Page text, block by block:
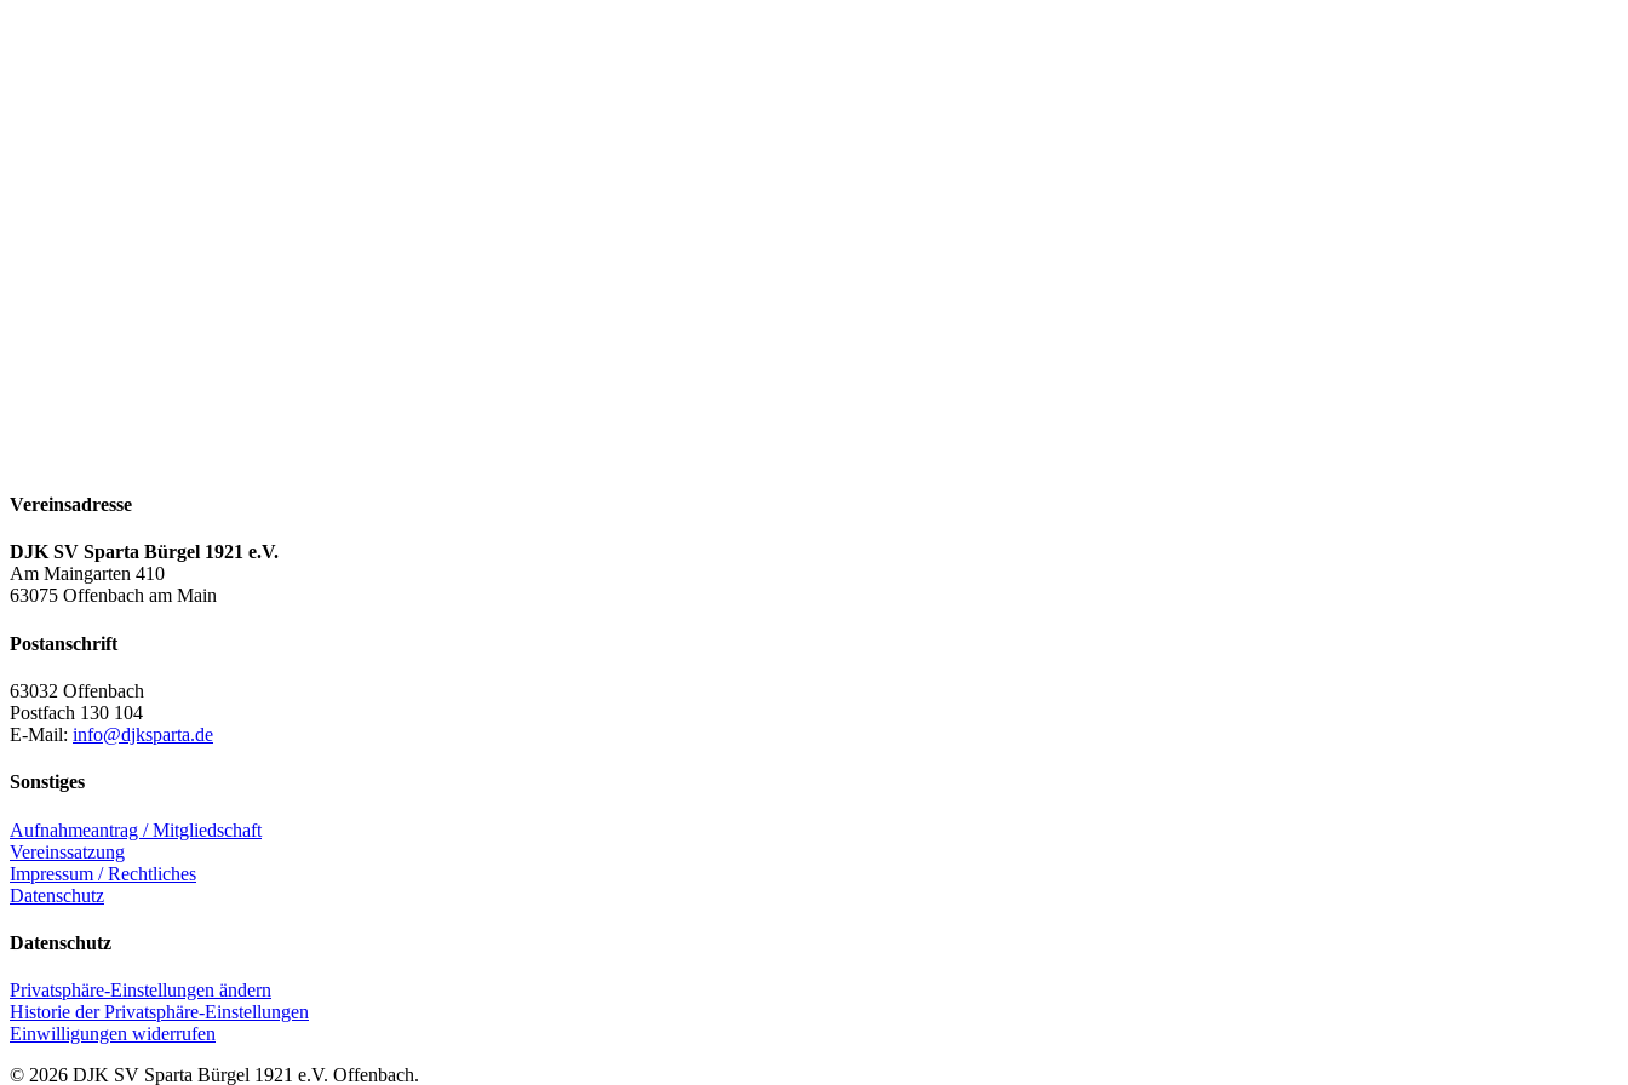
Vereinsadresse
DJK SV Sparta Bürgel 1921 e.V.
Am Maingarten 410
63075 Offenbach am Main
Postanschrift
63032 Offenbach
Postfach 130 104
E-Mail: info@djksparta.de
Sonstiges
Aufnahmeantrag / Mitgliedschaft
Vereinssatzung
Impressum / Rechtliches
Datenschutz
Datenschutz
Privatsphäre-Einstellungen ändern
Historie der Privatsphäre-Einstellungen
Einwilligungen widerrufen
© 2026 DJK SV Sparta Bürgel 1921 e.V. Offenbach.